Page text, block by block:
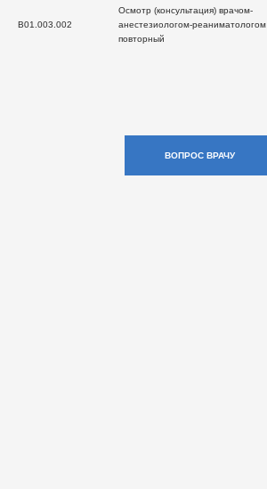
B01.003.002
Осмотр (консультация) врачом-
анестезиологом-реаниматологом
повторный
ВОПРОС ВРАЧУ